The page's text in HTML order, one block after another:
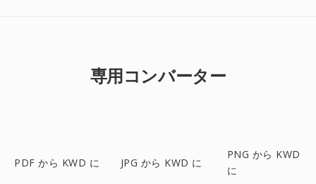
専用コンバーター
PDF から KWD に JPG から KWD に
PNG から KWD
に